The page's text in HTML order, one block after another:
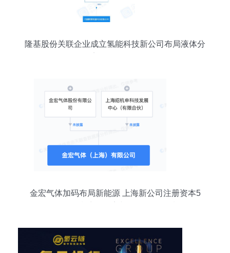
隆基股份关联企业成立氢能科技新公司布局液体分
金宏气体加码布局新能源 上海新公司注册资本5